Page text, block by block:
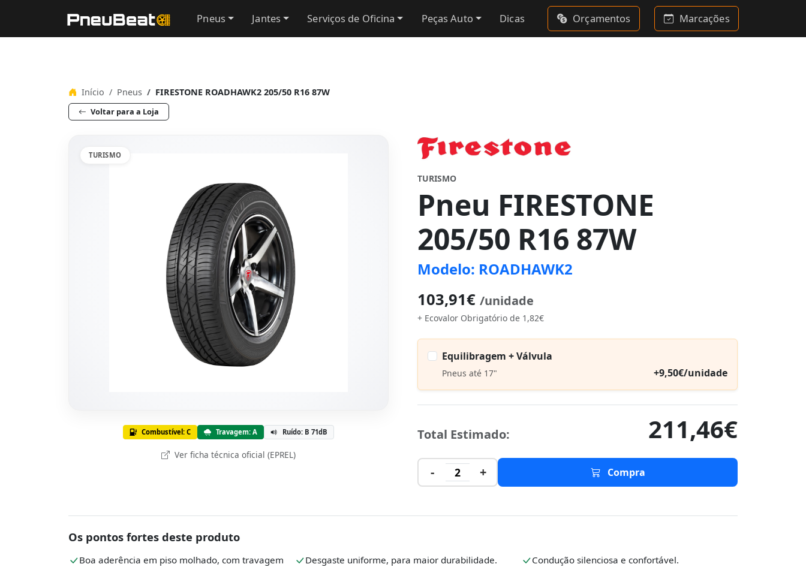
Pneus Jantes Serviços de Oficina Peças Auto Dicas Orçamentos Marcações
Início Pneus FIRESTONE ROADHAWK2 205/50 R16 87W
Voltar para a Loja
TURISMO
Combustível: C Travagem: A Ruído: B 71dB
Ver ficha técnica oficial (EPREL)
TURISMO
Pneu FIRESTONE
205/50 R16 87W
Modelo: ROADHAWK2
103,91€ /unidade
+ Ecovalor Obrigatório de 1,82€
Equilibragem + Válvula
Pneus até 17" +9,50€/unidade
Total Estimado: 211,46€
- 2 + Compra
Os pontos fortes deste produto
Boa aderência em piso molhado, com travagem
Desgaste uniforme, para maior durabilidade. Condução silenciosa e confortável.